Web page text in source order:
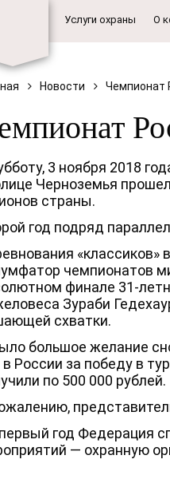
Услуги охраны О
Новости Чемпионат
3 ноября 2018
Черноземья
страны.
год подряд
чемпионатов
финале 31-
Зураби
схватки.
большое желание
в России за победу в
по 500 000 рублей.
год Федерация
— охранную